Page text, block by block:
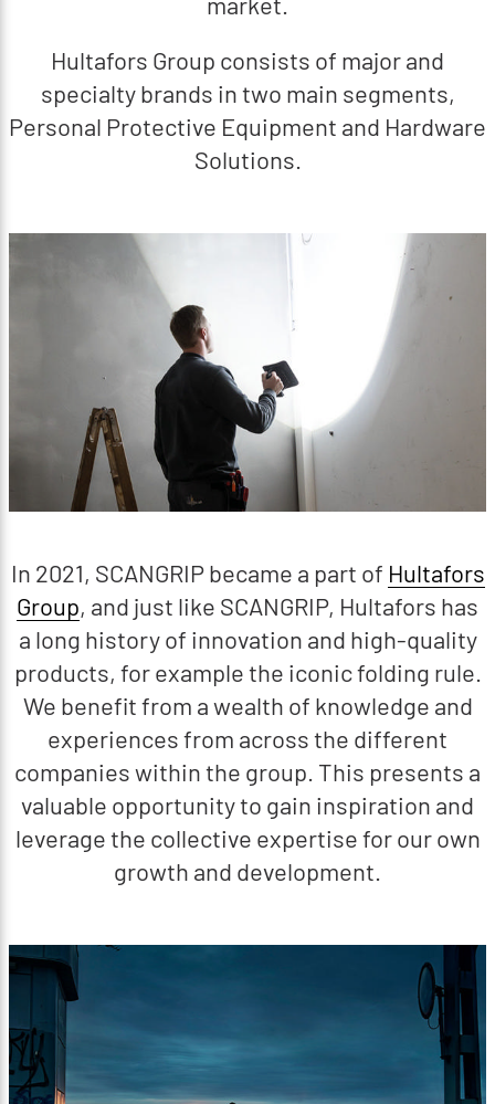
Hultafors Group consists of major and
specialty brands in two main segments,
Personal Protective Equipment and Hardware
Solutions.
In 2021, SCANGRIP became a part of Hultafors
Group, and just like SCANGRIP, Hultafors has
a long history of innovation and high-quality
products, for example the iconic folding rule.
We benefit from a wealth of knowledge and
experiences from across the different
companies within the group. This presents a
valuable opportunity to gain inspiration and
leverage the collective expertise for our own
growth and development.